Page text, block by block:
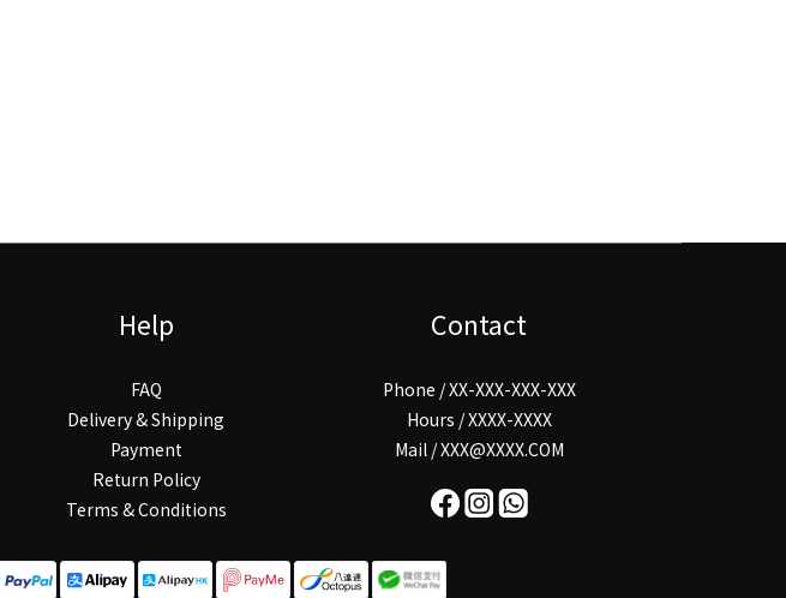
Help
FAQ
Delivery & Shipping
Payment
Return Policy
Terms & Conditions
Contact
Phone / XX-XXX-XXX-XXX
Hours / XXXX-XXXX
Mail / XXX@XXXX.COM